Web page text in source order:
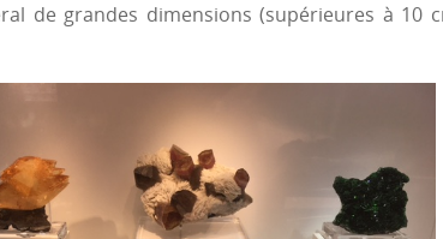
de grandes dimensions (supérieures à 10